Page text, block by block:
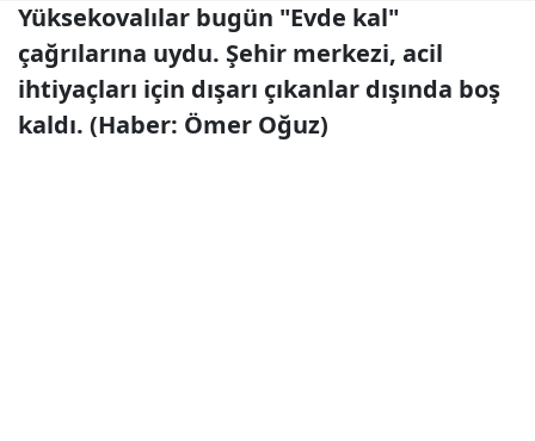
Yüksekovalılar bugün "Evde kal"
çağrılarına uydu. Şehir merkezi, acil
ihtiyaçları için dışarı çıkanlar dışında boş
kaldı. (Haber: Ömer Oğuz)